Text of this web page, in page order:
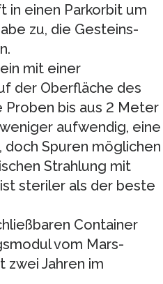
in einen Parkorbit um
zu, die Gesteins-
mit einer
der Oberfläche des
bis aus 2 Meter
aufwendig, eine
Spuren möglichen
Strahlung mit
steriler als der beste
Container
vom Mars-
zwei Jahren im